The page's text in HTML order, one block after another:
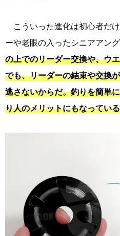
こういった進化は初心者だ
ーや老眼の入ったシニアアン
の上でのリーダー交換や、ウ
でも、リーダーの結束や交換
逃さないからだ。釣りを簡単
り人のメリットにもなってい